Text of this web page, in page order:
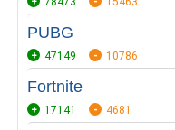
PUBG
47149 10786
Fortnite
17141 4681